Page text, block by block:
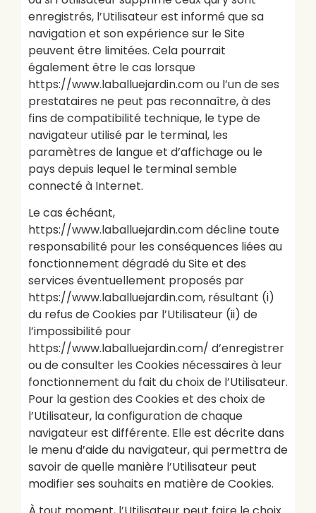
enregistrés, l’Utilisateur est informé que sa
navigation et son expérience sur le Site
peuvent être limitées. Cela pourrait
également être le cas lorsque
https://www.laballuejardin.com ou l’un de ses
prestataires ne peut pas reconnaître, à des
fins de compatibilité technique, le type de
navigateur utilisé par le terminal, les
paramètres de langue et d’affichage ou le
pays depuis lequel le terminal semble
connecté à Internet.
Le cas échéant,
https://www.laballuejardin.com décline toute
responsabilité pour les conséquences liées au
fonctionnement dégradé du Site et des
services éventuellement proposés par
https://www.laballuejardin.com, résultant (i)
du refus de Cookies par l’Utilisateur (ii) de
l’impossibilité pour
https://www.laballuejardin.com/ d’enregistrer
ou de consulter les Cookies nécessaires à leur
fonctionnement du fait du choix de l’Utilisateur.
Pour la gestion des Cookies et des choix de
l’Utilisateur, la configuration de chaque
navigateur est différente. Elle est décrite dans
le menu d’aide du navigateur, qui permettra de
savoir de quelle manière l’Utilisateur peut
modifier ses souhaits en matière de Cookies.